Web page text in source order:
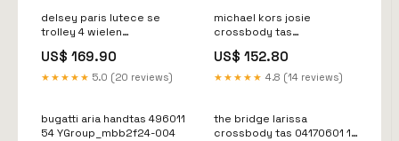
delsey paris lutece se
trolley 4 wielen
YGroup_k2b2a24-004
US$ 169.90
★★★★★ 5.0 (20 reviews)
michael kors josie
crossbody tas
YGroup_j3b6c26-006
US$ 152.80
★★★★★ 4.8 (14 reviews)
bugatti aria handtas 496011
54 YGroup_mbb2f24-004
the bridge larissa
crossbody tas 04170601 14